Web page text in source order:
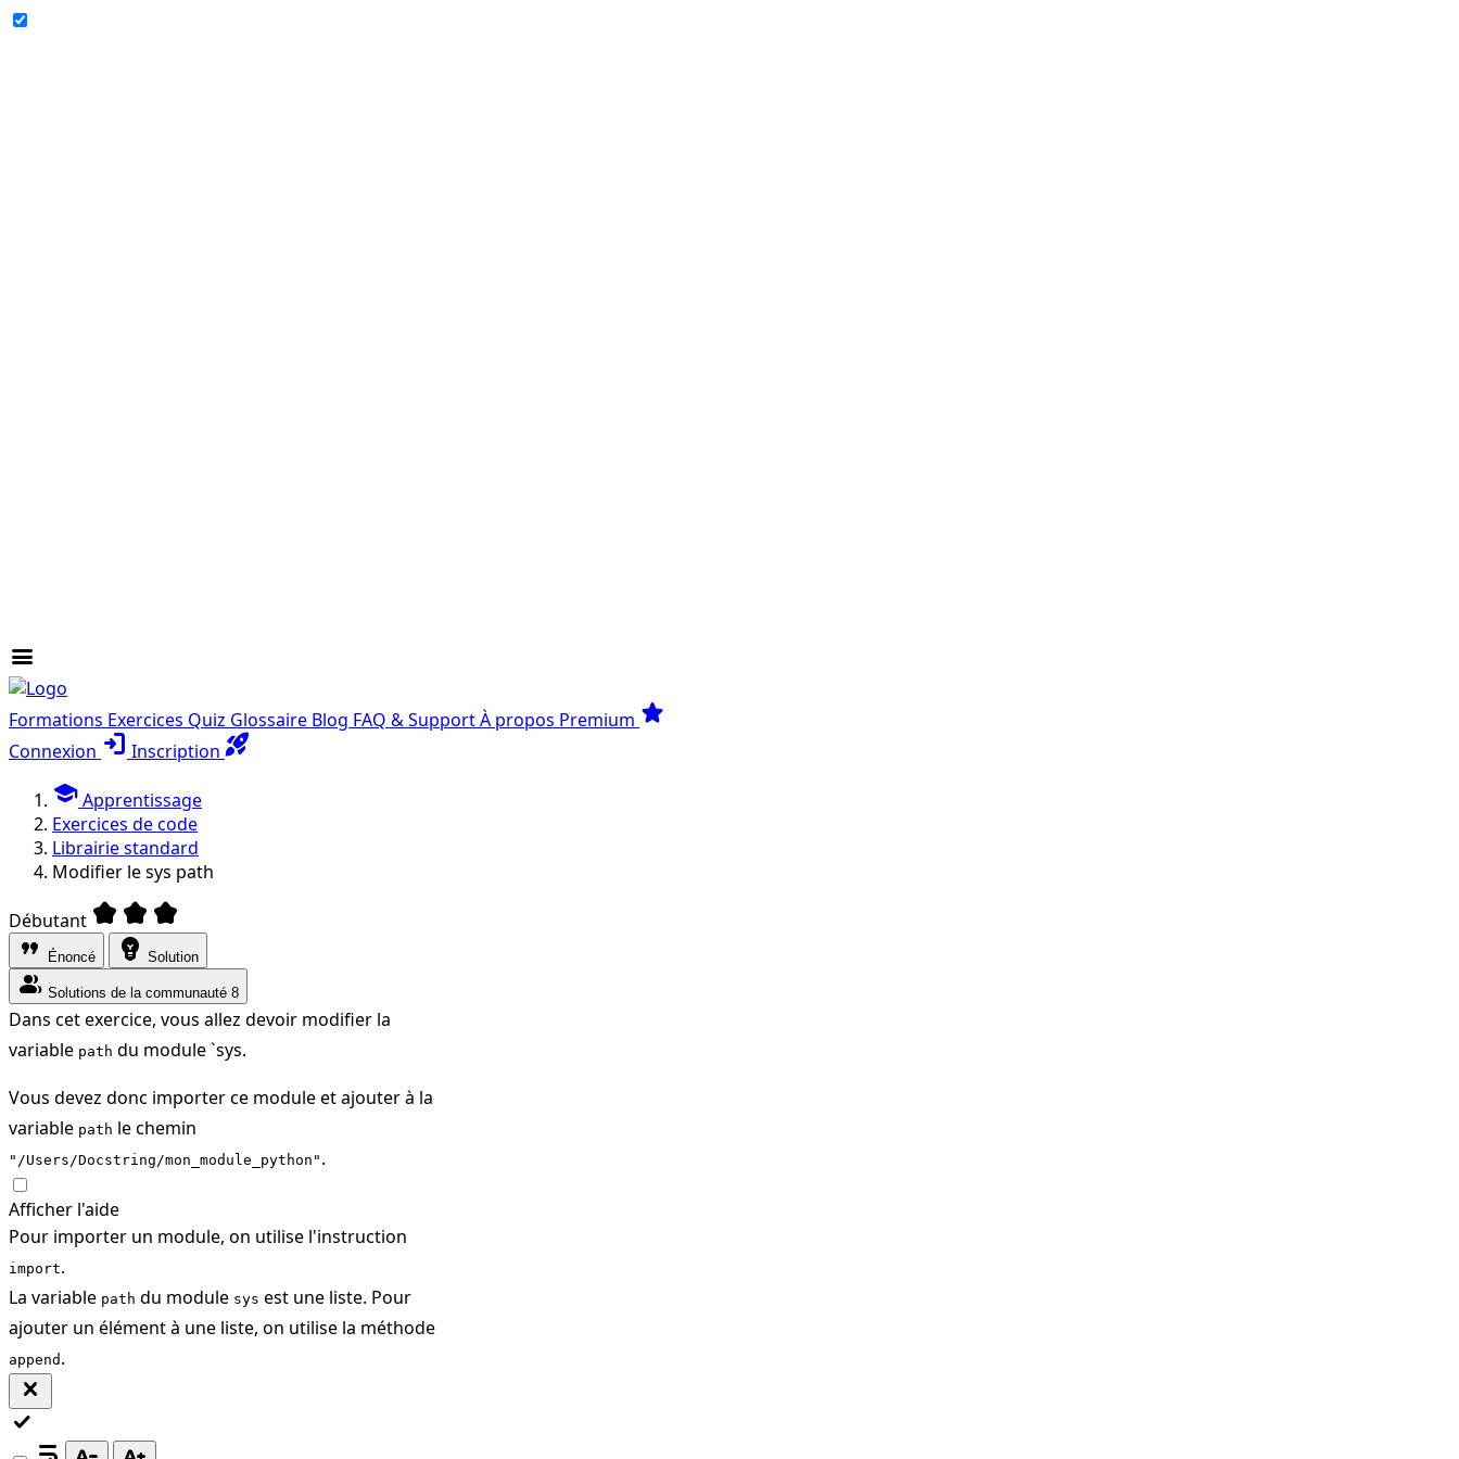
menu
Formations Exercices Quiz Glossaire Blog FAQ & SupportÀ propos Premium star
Connexion login Inscription rocket_launch
schoolApprentissage
Exercices de code
Librairie standard
Modifier le sys path
Débutant kid_star kid_star kid_star
format_quote
Énoncé emoji_objects Solution
group Solutions de la communauté 8
Dans cet exercice, vous allez devoir modifier la
variable path du module `sys.
Vous devez donc importer ce module et ajouter à la
variable path le chemin
"/Users/Docstring/mon_module_python" .
Afficher l'aide
Pour importer un module, on utilise l'instruction
import.
La variable path du module sys est une liste. Pour
ajouter un élément à une liste, on utilise la méthode
append .
close
check